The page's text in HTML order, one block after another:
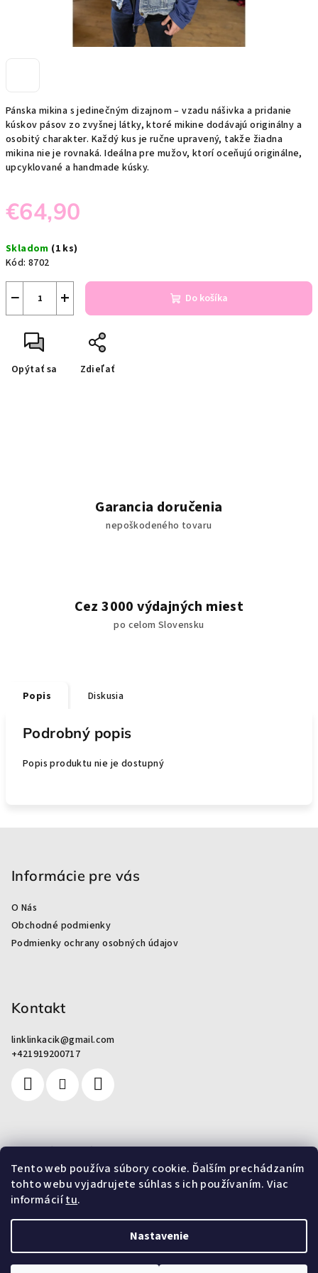
Tento web používa súbory cookie. Ďalším prechádzaním
tohto webu vyjadrujete súhlas s ich používaním. Viac
informáciítu.
Nastavenie
Pánska mikina s jedinečným dizajnom – vzadu nášivka a pridanie
kúskov pásov zo zvyšnej látky, ktoré mikine dodávajú originálny a
osobitý charakter. Každý kus je ručne upravený, takže žiadna
mikina nie je rovnaká. Ideálna pre mužov, ktorí oceňujú originálne,
upcyklované a handmade kúsky.
€64,90
cena:
Skladom (1 ks)
Kód: 8702
+
− Do košíka
Opýtať sa Zdieľať
Garancia doručenia
nepoškodeného tovaru
Cez 3000 výdajných miest
po celom Slovensku
Popis Diskusia
Podrobný popis
Popis produktu nie je dostupný
Informácie pre vás
O Nás
Obchodné podmienky
Podmienky ochrany osobných údajov
Kontakt
linklinkacik@gmail.com
+421919200717
Pre zákazníkov
Od odpadu k umeniu
OPEN UP STORY